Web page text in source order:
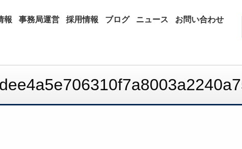
報 事務局運営 採用情報 ブログ ニュース お問い合わせ